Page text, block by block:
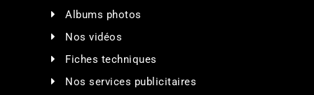
Albums photos
Nos vidéos
Fiches techniques
Nos services publicitaires